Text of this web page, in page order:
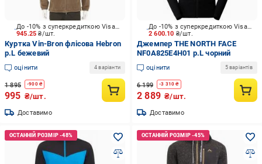
945.25₴/шт.
До -10% з суперкредиткою Visa Вигода
Куртка Vin-Bron флісова Hebron
р.L бежевий
оцінити 4 варіанти
1 895 -900₴
995 ₴/шт.
Доставимо
2 600.10 ₴/шт.
До -10% з суперкредиткою Visa Вигода
Джемпер THE NORTH FACE
NF0A825E4H01 р.L чорний
оцінити 5 варіантів
6 199 -3 310 ₴
2 889 ₴/шт.
Доставимо